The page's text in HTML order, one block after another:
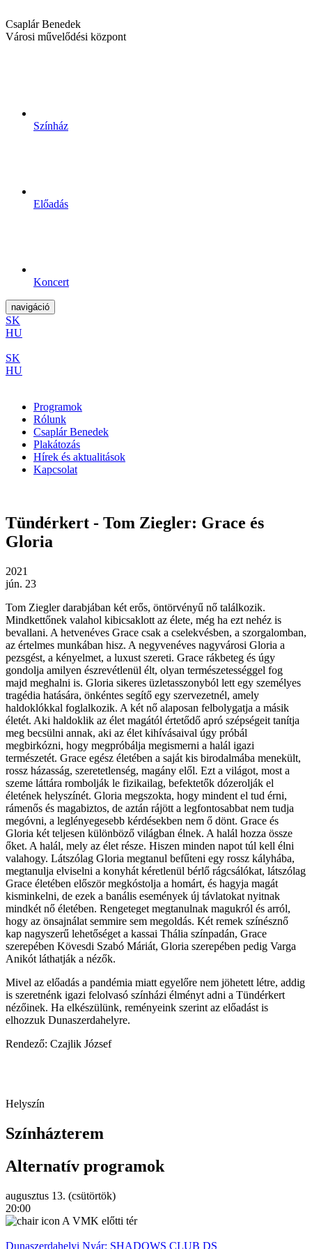
Csaplár Benedek
Városi művelődési központ
Színház
Előadás
Koncert
navigáció
SK
HU
SK
HU
Programok
Rólunk
Csaplár Benedek
Plakátozás
Hírek és aktualitások
Kapcsolat
Tündérkert - Tom Ziegler: Grace és
Gloria
2021
jún. 23
Tom Ziegler darabjában két erős, öntörvényű nő találkozik.
Mindkettőnek valahol kibicsaklott az élete, még ha ezt nehéz is
bevallani. A hetvenéves Grace csak a cselekvésben, a szorgalomban,
az értelmes munkában hisz. A negyvenéves nagyvárosi Gloria a
pezsgést, a kényelmet, a luxust szereti. Grace rákbeteg és úgy
gondolja amilyen észrevétlenül élt, olyan természetességgel fog
majd meghalni is. Gloria sikeres üzletasszonyból lett egy személyes
tragédia hatására, önkéntes segítő egy szervezetnél, amely
haldoklókkal foglalkozik. A két nő alaposan felbolygatja a másik
életét. Aki haldoklik az élet magától értetődő apró szépségeit tanítja
meg becsülni annak, aki az élet kihívásaival úgy próbál
megbirkózni, hogy megpróbálja megismerni a halál igazi
természetét. Grace egész életében a saját kis birodalmába menekült,
rossz házasság, szeretetlenség, magány elől. Ezt a világot, most a
szeme láttára rombolják le fizikailag, befektetők dózerolják el
életének helyszínét. Gloria megszokta, hogy mindent el tud érni,
rámenős és magabiztos, de aztán rájött a legfontosabbat nem tudja
megóvni, a leglényegesebb kérdésekben nem ő dönt. Grace és
Gloria két teljesen különböző világban élnek. A halál hozza össze
őket. A halál, mely az élet része. Hiszen minden napot túl kell élni
valahogy. Látszólag Gloria megtanul befűteni egy rossz kályhába,
megtanulja elviselni a konyhát kéretlenül bérlő rágcsálókat, látszólag
Grace életében először megkóstolja a homárt, és hagyja magát
kisminkelni, de ezek a banális események új távlatokat nyitnak
mindkét nő életében. Rengeteget megtanulnak magukról és arról,
hogy az önsajnálat semmire sem megoldás. Két remek színésznő
kap nagyszerű lehetőséget a kassai Thália színpadán, Grace
szerepében Kövesdi Szabó Máriát, Gloria szerepében pedig Varga
Anikót láthatják a nézők.
Mivel az előadás a pandémia miatt egyelőre nem jöhetett létre, addig
is szeretnénk igazi felolvasó színházi élményt adni a Tündérkert
nézőinek. Ha elkészülünk, reményeink szerint az előadást is
elhozzuk Dunaszerdahelyre.
Rendező: Czajlik József
Helyszín
Színházterem
Alternatív programok
augusztus 13. (csütörtök)
20:00
A VMK előtti tér
Dunaszerdahelyi Nyár: SHADOWS CLUB DS